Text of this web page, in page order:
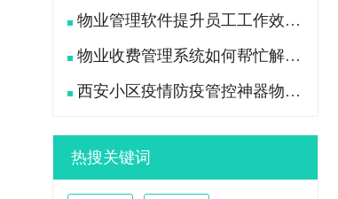
物业管理软件提升员工工作效率、减轻工作压力
物业收费管理系统如何帮忙解决物业公司收费困难问题
西安小区疫情防疫管控神器物业管理系统
热搜关键词